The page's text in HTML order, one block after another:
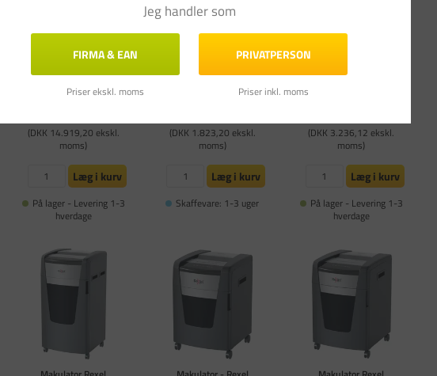
(DKK 14.919,20 ekskl.
moms)
Læg i kurv
På lager - Levering 1-3
hverdage
(DKK 1.823,20 ekskl.
moms)
Læg i kurv
Skaffevare: 1-3 uger
mikromakulering 2x15mm
(DKK 3.236,12 ekskl.
moms)
Læg i kurv
På lager - Levering 1-3
hverdage
Jeg handler som
FIRMA & EAN
Priser ekskl. moms
PRIVATPERSON
Priser inkl. moms